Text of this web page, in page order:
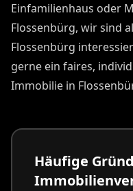
Einfamilienhaus oder
Flossenbürg, wir sind
Flossenbürg
gerne ein faires,
Immobilie in
Häufige